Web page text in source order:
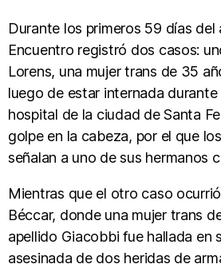
Durante los primeros 59 días del
Encuentro registró dos casos:
Lorens, una mujer trans de 35
luego de estar internada durante
hospital de la ciudad de Santa
golpe en la cabeza, por el que
señalan a uno de sus hermanos
Mientras que el otro caso
Béccar, donde una mujer trans
apellido Giacobbi fue hallada en
asesinada de dos heridas de